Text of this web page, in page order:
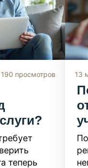
190 просмотров
теперь
13